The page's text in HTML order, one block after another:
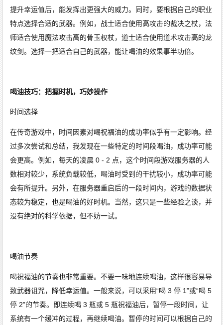
提升幸运值后，能发挥出更强大的威力。同时，要根据自己的职业
特点选择合适的武器。例如，战士适合使用高攻击的裁决之杖，法
师适合使用魔法攻击高的骨玉权杖，道士适合使用道术攻击高的龙
纹剑。选择一把适合自己的武器，能让喝油的效果事半功倍。
喝油技巧：把握时机，巧妙操作
时间选择
在传奇游戏中，时间因素对喝祝福油的成功率似乎有一定影响。经
过多次尝试和总结，我发现在一些特定的时间段喝油，成功率可能
会更高。例如，每天的凌晨 0 - 2 点，这个时间段游戏服务器的人
数相对较少，系统负载较低，喝油时受到的干扰较小，成功率可能
会有所提升。另外，在服务器重启后的一段时间内，游戏的数据状
态较为稳定，也是喝油的好时机。当然，这只是一些经验之谈，并
没有绝对的科学依据，但不妨一试。
喝油节奏
喝祝福油的节奏也非常重要。不要一味地连续喝油，这样很容易导
致武器诅咒，降低幸运值。一般来说，可以采用“喝 3 停 1”或“喝 5
停 2”的节奏。即连续喝 3 瓶或 5 瓶祝福油后，暂停一段时间，让
系统有一个缓冲的过程，再继续喝油。暂停的时间可以根据自己的